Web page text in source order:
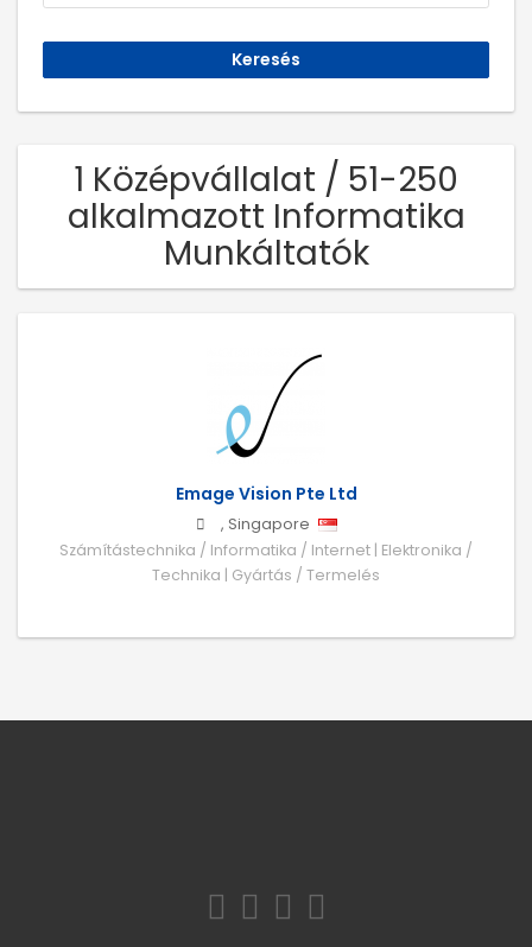
1 Középvállalat / 51-250
alkalmazott Informatika
Munkáltatók
Emage Vision Pte Ltd
, Singapore
Számítástechnika / Informatika / Internet | Elektronika /
Technika | Gyártás / Termelés